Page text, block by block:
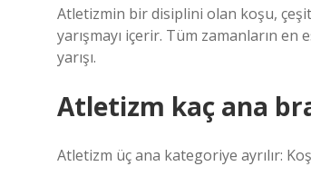
Atletizmin bir disiplini olan koşu,
yarışmayı içerir. Tüm zamanların en
yarışı.
Atletizm kaç ana
Atletizm üç ana kategoriye ayrılır: